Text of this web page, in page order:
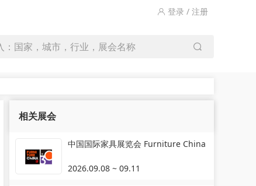
登录 / 注册
：国家，城市，行业，展会名称
相关展会
中国国际家具展览会 Furniture China
2026.09.08 ~ 09.11